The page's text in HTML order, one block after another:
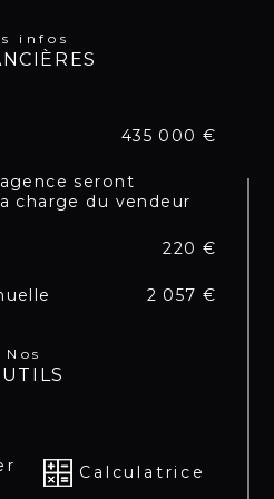
annonces sur
infos
435 000 €
seront
charge du vendeur
220 €
2 057 €
Nos
Calculatrice